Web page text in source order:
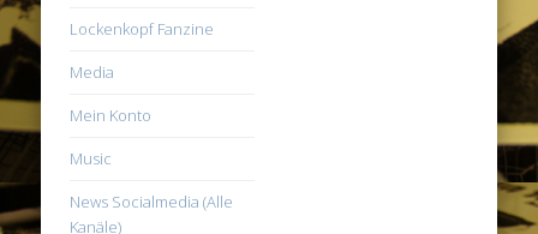
Lockenkopf Fanzine
Media
Mein Konto
Music
News Socialmedia (Alle
Kanäle)